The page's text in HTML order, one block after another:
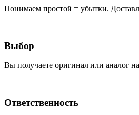
Понимаем простой = убытки.
Выбор
Вы получаете оригинал или аналог
Ответственность